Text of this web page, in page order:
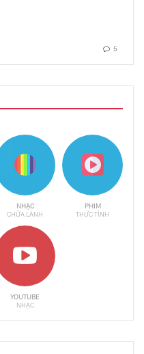
5
NHẠC
CHỮA LÀNH
PHIM
THỨC TỈNH
YOUTUBE
NHẠC